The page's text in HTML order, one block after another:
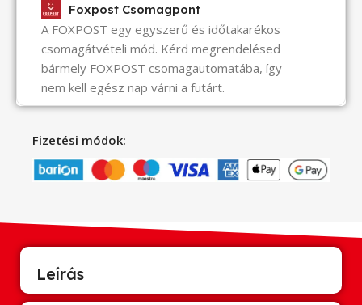
Foxpost Csomagpont
A FOXPOST egy egyszerű és időtakarékos
csomagátvételi mód. Kérd megrendelésed
bármely FOXPOST csomagautomatába, így
nem kell egész nap várni a futárt.
Fizetési módok:
Leírás